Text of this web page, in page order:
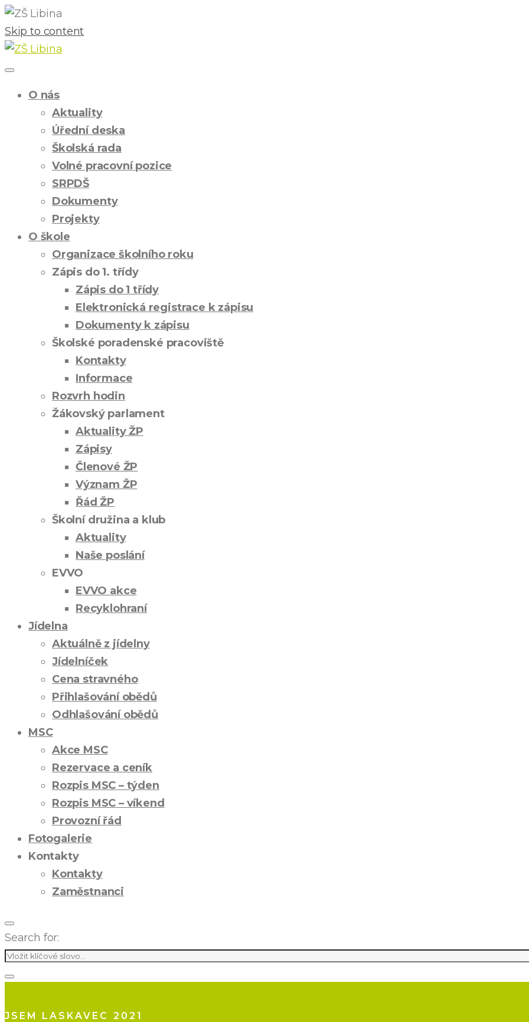
Skip to content
O nás
Aktuality
Úřední deska
Školská rada
Volné pracovní pozice
SRPDŠ
Dokumenty
Projekty
O škole
Organizace školního roku
Zápis do 1. třídy
Zápis do 1 třídy
Elektronická registrace k zápisu
Dokumenty k zápisu
Školské poradenské pracoviště
Kontakty
Informace
Rozvrh hodin
Žákovský parlament
Aktuality ŽP
Zápisy
Členové ŽP
Význam ŽP
Řád ŽP
Školní družina a klub
Aktuality
Naše poslání
EVVO
EVVO akce
Recyklohraní
Jídelna
Aktuálně z jídelny
Jídelníček
Cena stravného
Přihlašování obědů
Odhlašování obědů
MSC
Akce MSC
Rezervace a ceník
Rozpis MSC – týden
Rozpis MSC – víkend
Provozní řád
Fotogalerie
Kontakty
Kontakty
Zaměstnanci
Search for:
JSEM LASKAVEC 2021